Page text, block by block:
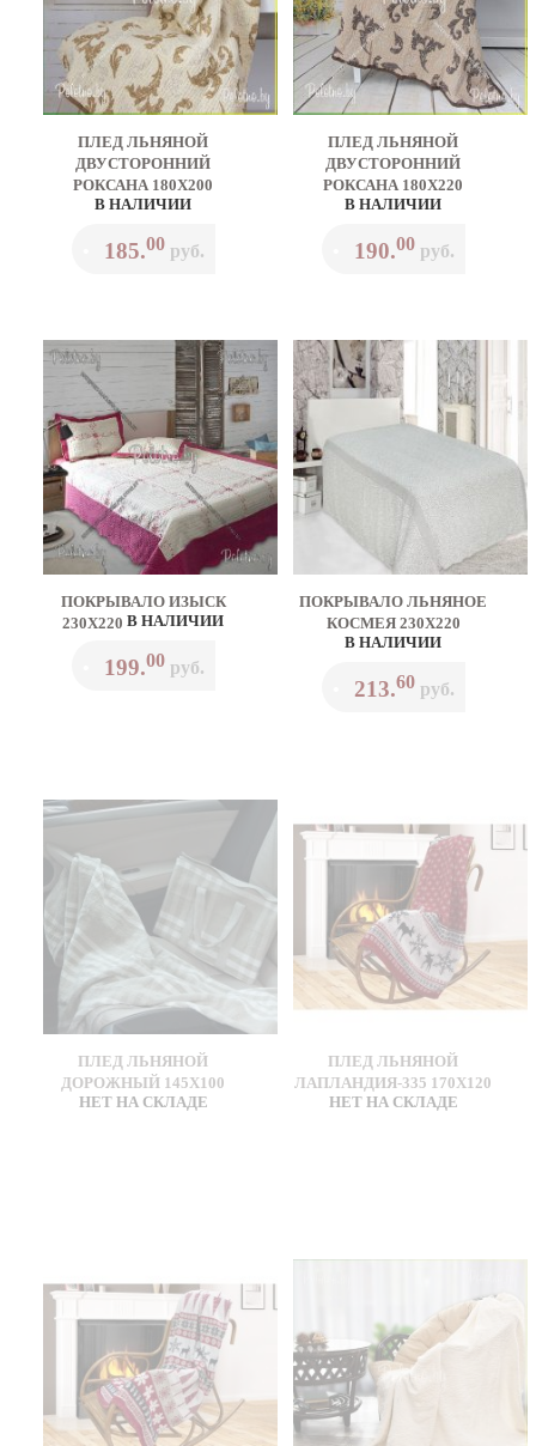
ПЛЕД ЛЬНЯНОЙ
ДВУСТОРОННИЙ
РОКСАНА 180Х200
В НАЛИЧИИ
185.00руб.
ПЛЕД ЛЬНЯНОЙ
ДВУСТОРОННИЙ
РОКСАНА 180Х220
В НАЛИЧИИ
190.00руб.
ПОКРЫВАЛО ИЗЫСК
230Х220 В НАЛИЧИИ
199.00руб.
ПОКРЫВАЛО ЛЬНЯНОЕ
КОСМЕЯ 230Х220
В НАЛИЧИИ
213.60руб.
ПЛЕД ЛЬНЯНОЙ
ДОРОЖНЫЙ 145Х100
НЕТ НА СКЛАДЕ
ПЛЕД ЛЬНЯНОЙ
ЛАПЛАНДИЯ-335 170Х120
НЕТ НА СКЛАДЕ